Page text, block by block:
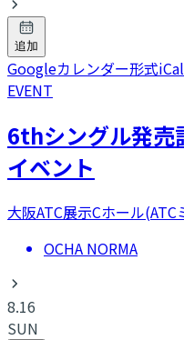
追加
Googleカレンダー形式
EVENT
6thシングル発
イベント
大阪ATC展示Cホール(ATC
OCHA NORMA
8.16
SUN